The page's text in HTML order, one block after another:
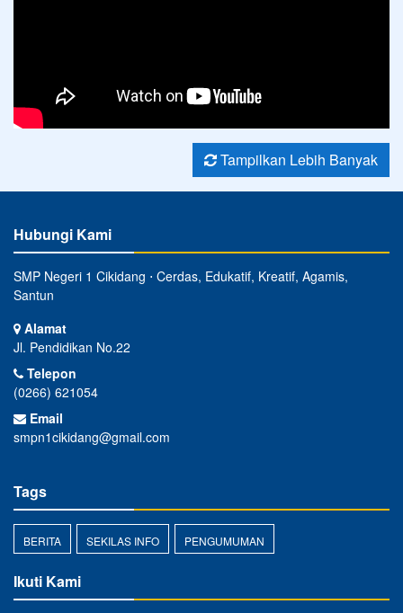
Tampilkan Lebih Banyak
Hubungi Kami
SMP Negeri 1 Cikidang ⋅ Cerdas, Edukatif, Kreatif, Agamis,
Santun
Alamat
Jl. Pendidikan No.22
Telepon
(0266) 621054
Email
smpn1cikidang@gmail.com
Tags
BERITA SEKILAS INFO PENGUMUMAN
Ikuti Kami